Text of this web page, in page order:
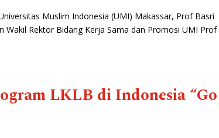
Muslim Indonesia (UMI) Makassar, Prof Basri
Rektor Bidang Kerja Sama dan Promosi UMI Prof
LKLB di Indonesia “Go